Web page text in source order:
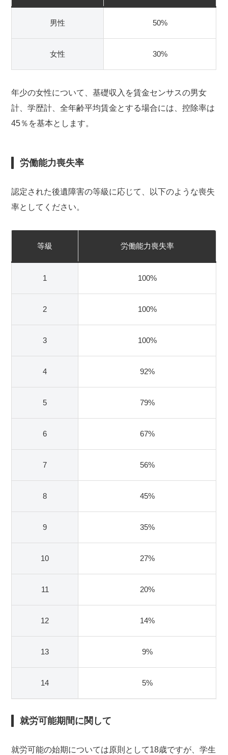
男性 50%
女性 30%
年少の女性について、基礎収入を賃金センサスの男女
計、学歴計、全年齢平均賃金とする場合には、控除率は
45％を基本とします。
労働能力喪失率
認定された後遺障害の等級に応じて、以下のような喪失
率としてください。
等級 労働能力喪失率
1 100%
2 100%
3 100%
4 92%
5 79%
6 67%
7 56%
8 45%
9 35%
10 27%
11 20%
12 14%
13 9%
14 5%
就労可能期間に関して
就労可能の始期については原則として18歳ですが、学生